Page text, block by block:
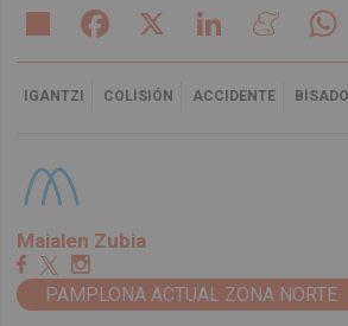
Share Facebook LinkedIn
IGANTZI COLISIÓN ACCIDENTE
Maialen Zubia
PAMPLONA ACTUAL ZONA NORTE